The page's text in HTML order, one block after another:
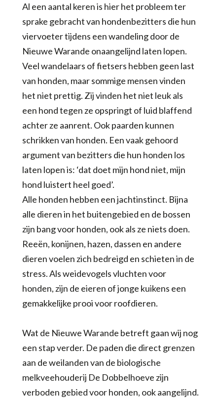
Al een aantal keren is hier het probleem ter
sprake gebracht van hondenbezitters die hun
viervoeter tijdens een wandeling door de
Nieuwe Warande onaangelijnd laten lopen.
Veel wandelaars of fietsers hebben geen last
van honden, maar sommige mensen vinden
het niet prettig. Zij vinden het niet leuk als
een hond tegen ze opspringt of luid blaffend
achter ze aanrent. Ook paarden kunnen
schrikken van honden. Een vaak gehoord
argument van bezitters die hun honden los
laten lopen is: ‘dat doet mijn hond niet, mijn
hond luistert heel goed’.
Alle honden hebben een jachtinstinct. Bijna
alle dieren in het buitengebied en de bossen
zijn bang voor honden, ook als ze niets doen.
Reeën, konijnen, hazen, dassen en andere
dieren voelen zich bedreigd en schieten in de
stress. Als weidevogels vluchten voor
honden, zijn de eieren of jonge kuikens een
gemakkelijke prooi voor roofdieren.
Wat de Nieuwe Warande betreft gaan wij nog
een stap verder. De paden die direct grenzen
aan de weilanden van de biologische
melkveehouderij De Dobbelhoeve zijn
verboden gebied voor honden, ook aangelijnd.